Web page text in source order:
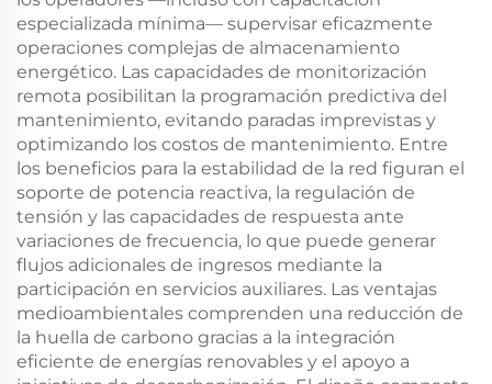
especializada mínima— supervisar eficazmente
operaciones complejas de almacenamiento
energético. Las capacidades de monitorización
remota posibilitan la programación predictiva del
mantenimiento, evitando paradas imprevistas y
optimizando los costos de mantenimiento. Entre
los beneficios para la estabilidad de la red figuran el
soporte de potencia reactiva, la regulación de
tensión y las capacidades de respuesta ante
variaciones de frecuencia, lo que puede generar
flujos adicionales de ingresos mediante la
participación en servicios auxiliares. Las ventajas
medioambientales comprenden una reducción de
la huella de carbono gracias a la integración
eficiente de energías renovables y el apoyo a